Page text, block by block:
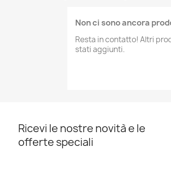
Non ci sono ancora
Resta in contatto! Altri
stati aggiunti.
Ricevi le nostre novità e le
offerte speciali